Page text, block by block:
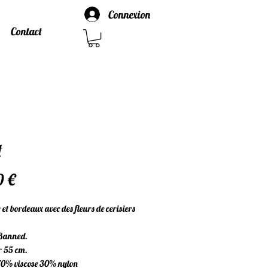
Connexion
Contact
€Prix
bordeaux avec des fleurs de cerisiers
55 cm.
viscose 30% nylon